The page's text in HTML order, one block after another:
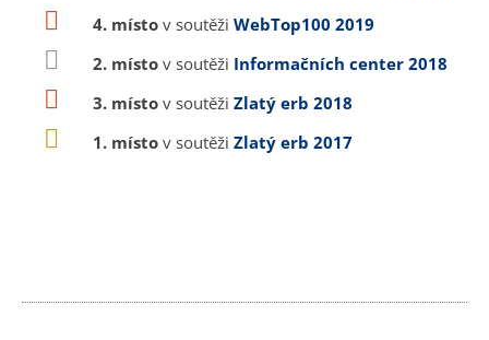
4. místo v soutěži WebTop100 2019
2. místo v soutěži Informačních center 2018
3. místo v soutěži Zlatý erb 2018
1. místo v soutěži Zlatý erb 2017